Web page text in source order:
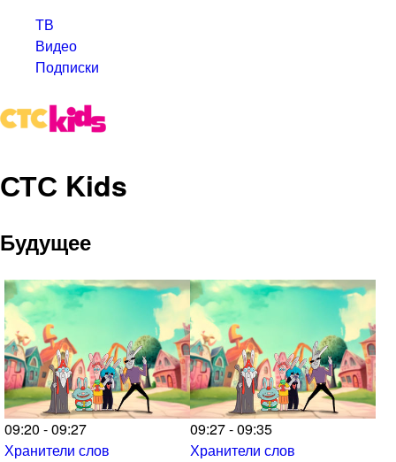
ТВ
Видео
Подписки
СТС Kids
Будущее
09:20 - 09:27
Хранители слов
09:27 - 09:35
Хранители слов